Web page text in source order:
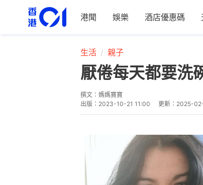
港聞 娛樂 酒店優惠碼
生活 親子
厭倦每天都要洗
撰文： 媽媽寶寶
出版： 2023-10-21 11:00 更新： 2025-